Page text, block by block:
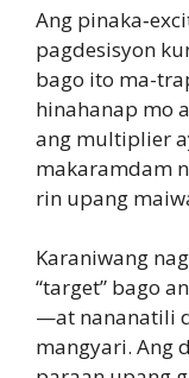
Ang
pagdesisyon
bago ito ma-
hinahanap mo
ang multiplier
makaramdam
rin upang
Karaniwang
“target” bago
—at nananatili
mangyari. Ang